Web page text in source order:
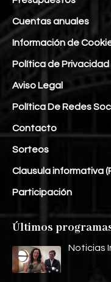
Cuentas anuales
Información de
Política de Privacidad
Aviso Legal
Política De Redes
Contacto
Sorteos
Clausula informativa
Participación
Últimos
Noticias